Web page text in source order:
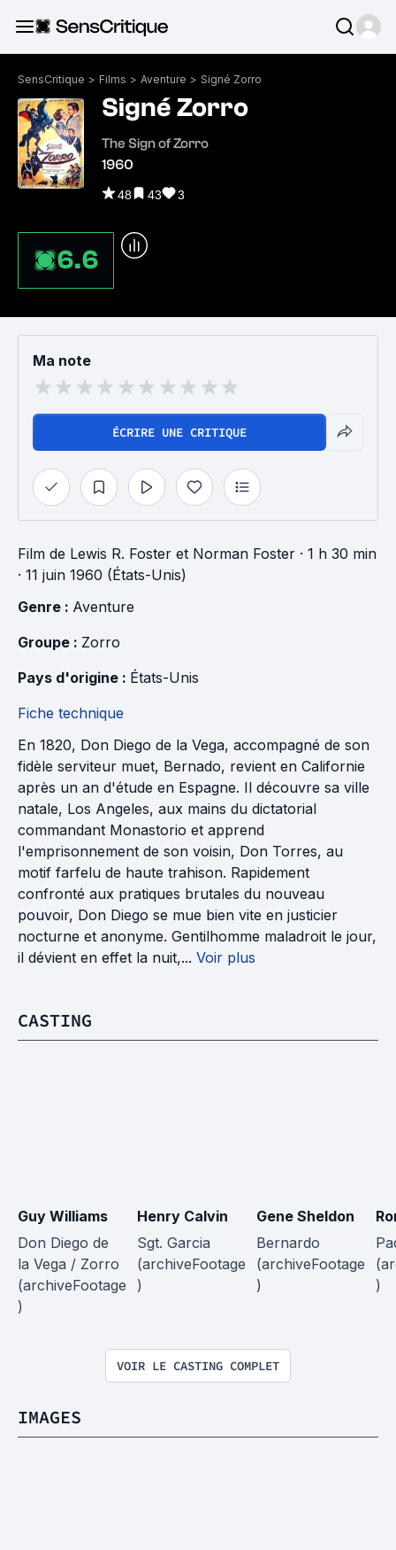
SensCritique > Films > Aventure > Signé Zorro
Signé Zorro
The Sign of Zorro
1960
48 43 3
6.6
Ma note
ÉCRIRE UNE CRITIQUE
Film de Lewis R. Foster et Norman Foster · 1 h 30 min
· 11 juin 1960 (États-Unis)
Genre : Aventure
Groupe : Zorro
Pays d'origine : États-Unis
Fiche technique
En 1820, Don Diego de la Vega, accompagné de son
fidèle serviteur muet, Bernado, revient en Californie
après un an d'étude en Espagne. Il découvre sa ville
natale, Los Angeles, aux mains du dictatorial
commandant Monastorio et apprend
l'emprisonnement de son voisin, Don Torres, au
motif farfelu de haute trahison. Rapidement
confronté aux pratiques brutales du nouveau
pouvoir, Don Diego se mue bien vite en justicier
nocturne et anonyme. Gentilhomme maladroit le jour,
il dévient en effet la nuit,... Voir plus
CASTING
Guy Williams
Don Diego de
la Vega / Zorro
(archiveFootage
)
Henry Calvin
Sgt. Garcia
(archiveFootage
)
Gene Sheldon
Bernardo
(archiveFootage
)
)
VOIR LE CASTING COMPLET
IMAGES